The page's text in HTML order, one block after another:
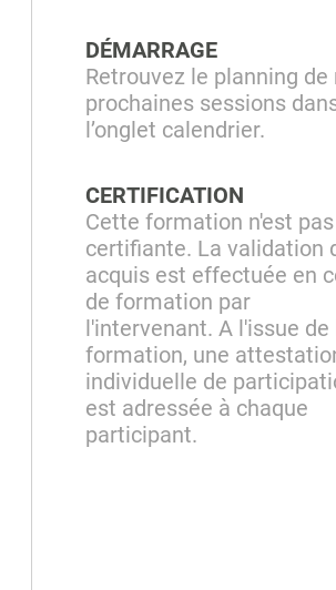
DÉMARRAGE
Retrouvez le planning de
prochaines sessions
l’onglet calendrier.
CERTIFICATION
Cette formation n'est pas
certifiante. La validation
acquis est effectuée en
de formation par
l'intervenant. A l'issue de
formation, une
individuelle de
est adressée à chaque
participant.